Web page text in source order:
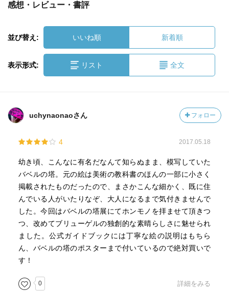
感想・レビュー・書評
並び替え: いいね順 新着順
表示形式: リスト 全文
uchynaonaoさん フォロー
4 2017.05.18
幼き頃、こんなに有名だなんて知らぬまま、模写していた
バベルの塔。元の絵は美術の教科書のほんの一部に小さく
掲載されたものだったので、まさかこんな細かく、既に住
んでいる人がいたりなぞ、大人になるまで気付きませんで
した。今回はバベルの塔展にてホンモノを拝ませて頂きつ
つ、改めてブリューゲルの独創的な素晴らしさに魅せられ
ました。公式ガイドブックには丁寧な絵の説明はもちら
ん、バベルの塔のポスターまで付いているので絶対買いで
す！
0 詳細をみる